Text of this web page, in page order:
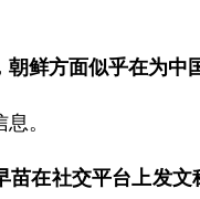
朝鲜方面似乎在为
。
苗在社交平台上发